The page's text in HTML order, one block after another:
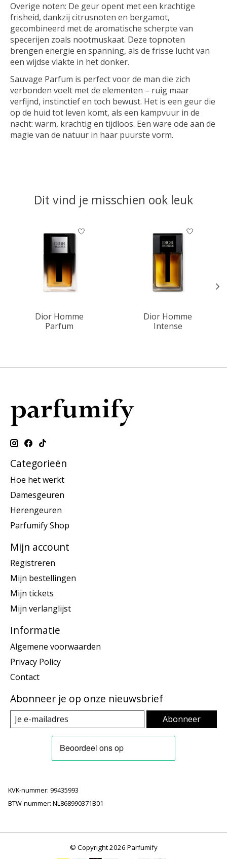
Overige noten: De geur opent met een krachtige
frisheid, dankzij citrusnoten en bergamot,
gecombineerd met de aromatische scherpte van
specerijen zoals nootmuskaat. Deze topnoten
brengen energie en spanning, als de frisse lucht van
een wijdse vlakte in het donker.
Sauvage Parfum is perfect voor de man die zich
verbonden voelt met de elementen – ruig maar
verfijnd, instinctief en toch bewust. Het is een geur die
op de huid tot leven komt, als een kampvuur in de
nacht: warm, krachtig en tijdloos. Een ware ode aan de
magie van de natuur in haar puurste vorm.
Dit vind je misschien ook leuk
Items van productcarrousel
Dior Homme
Parfum
Dior Homme
Intense
Categorieën
Hoe het werkt
Damesgeuren
Herengeuren
Parfumify Shop
Mijn account
Registreren
Mijn bestellingen
Mijn tickets
Mijn verlanglijst
Informatie
Algemene voorwaarden
Privacy Policy
Contact
Abonneer je op onze nieuwsbrief
Abonneer
KVK-nummer: 99435993
BTW-nummer: NL868990371B01
© Copyright 2026 Parfumify